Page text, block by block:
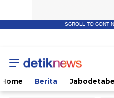
SCROLL TO
Home Berita